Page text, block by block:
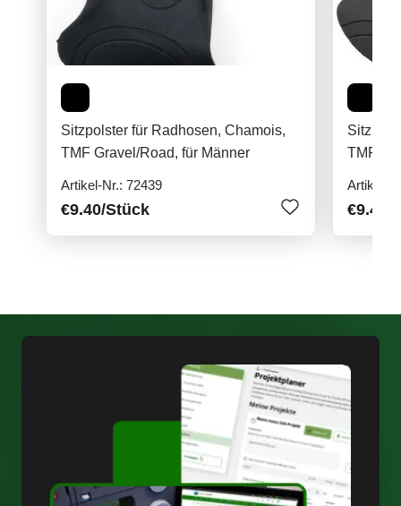
Sitzpolster für Radhosen, Chamois,
TMF Gravel/Road, für Männer
Artikel-Nr.: 72439
€9.40/Stück
TMF
Artikel-
€9.40